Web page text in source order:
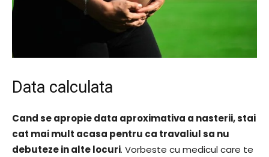
Data calculata
Cand se apropie data aproximativa a nasterii, stai
cat mai mult acasa pentru ca travaliul sa nu
debuteze in alte locuri. Vorbeste cu medicul care te